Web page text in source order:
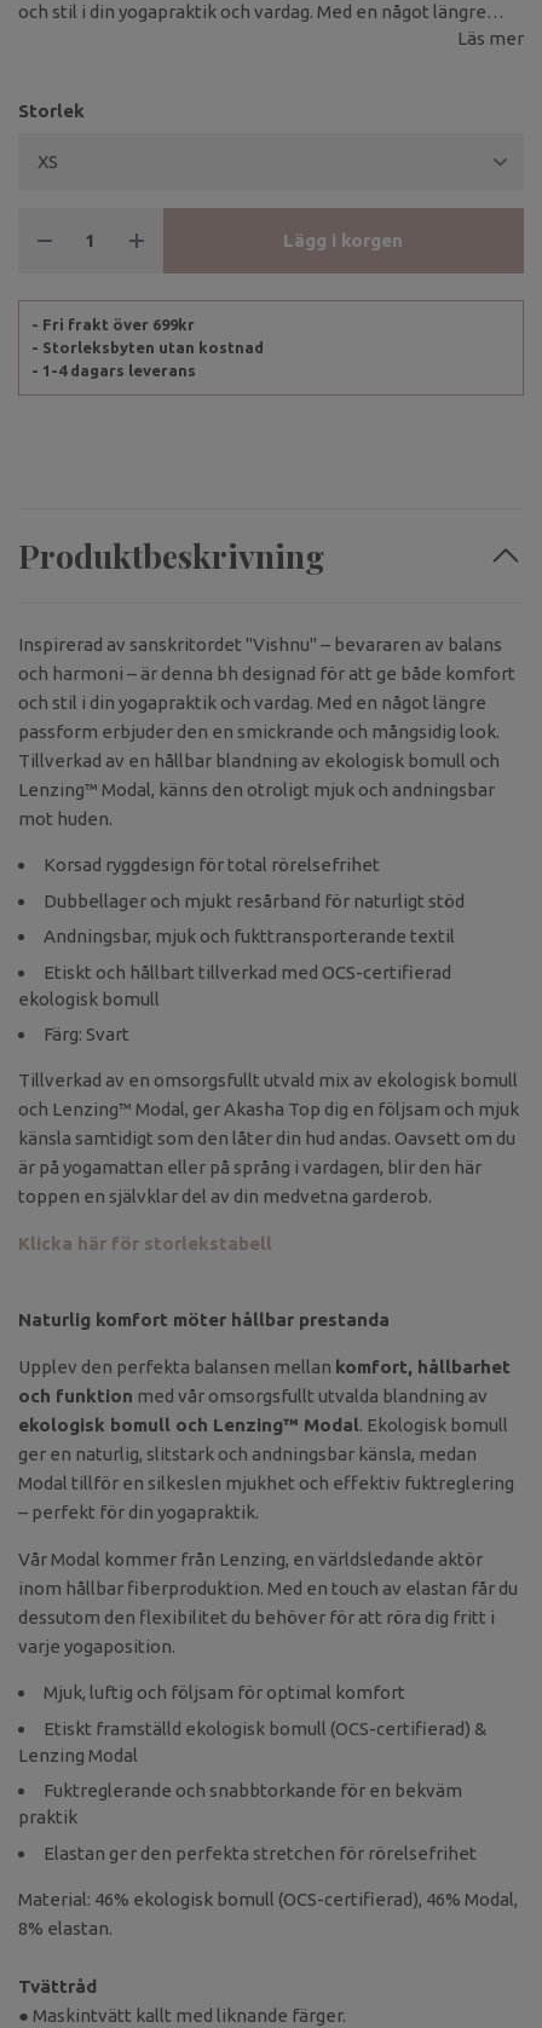
och stil i din yogapraktik och vardag. Med en något längre
passform erbjuder den en smickrande och mångsidig look.
Läs mer
Storlek
Lägg i korgen
- Fri frakt över 699kr
- Storleksbyten utan kostnad
- 1-4 dagars leverans
Produktbeskrivning
Inspirerad av sanskritordet "Vishnu" – bevararen av balans
och harmoni – är denna bh designad för att ge både komfort
och stil i din yogapraktik och vardag. Med en något längre
passform erbjuder den en smickrande och mångsidig look.
Tillverkad av en hållbar blandning av ekologisk bomull och
Lenzing™ Modal, känns den otroligt mjuk och andningsbar
mot huden.
Korsad ryggdesign för total rörelsefrihet
Dubbellager och mjukt resårband för naturligt stöd
Andningsbar, mjuk och fukttransporterande textil
Etiskt och hållbart tillverkad med OCS-certifierad
ekologisk bomull
Färg: Svart
Tillverkad av en omsorgsfullt utvald mix av ekologisk bomull
och Lenzing™ Modal, ger Akasha Top dig en följsam och mjuk
känsla samtidigt som den låter din hud andas. Oavsett om du
är på yogamattan eller på språng i vardagen, blir den här
toppen en självklar del av din medvetna garderob.
Klicka här för storlekstabell
Naturlig komfort möter hållbar prestanda
Upplev den perfekta balansen mellan komfort, hållbarhet
och funktion med vår omsorgsfullt utvalda blandning av
ekologisk bomull och Lenzing™ Modal. Ekologisk bomull
ger en naturlig, slitstark och andningsbar känsla, medan
Modal tillför en silkeslen mjukhet och effektiv fuktreglering
– perfekt för din yogapraktik.
Vår Modal kommer från Lenzing, en världsledande aktör
inom hållbar fiberproduktion. Med en touch av elastan får du
dessutom den flexibilitet du behöver för att röra dig fritt i
varje yogaposition.
Mjuk, luftig och följsam för optimal komfort
Etiskt framställd ekologisk bomull (OCS-certifierad) &
Lenzing Modal
Fuktreglerande och snabbtorkande för en bekväm
praktik
Elastan ger den perfekta stretchen för rörelsefrihet
Material: 46% ekologisk bomull (OCS-certifierad), 46% Modal,
8% elastan.
Tvättråd
● Maskintvätt kallt med liknande färger.